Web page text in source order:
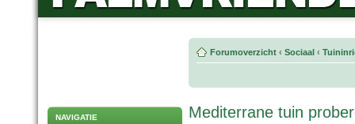
NAVIGATIE
Forumoverzicht ‹ Sociaal ‹
Mediterrane tuin